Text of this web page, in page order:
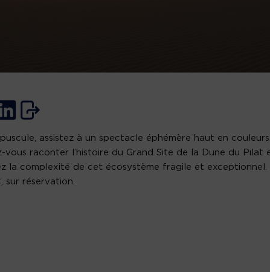
assistez à un spectacle éphémère haut en
vous raconter l’histoire du Grand Site de la Dune du Pilat
la complexité de cet écosystème fragile et exceptionnel.
sur réservation.